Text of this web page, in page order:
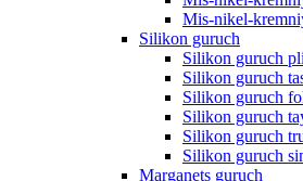
Mis-nikel-
Silikon guruch
Silikon guruch
Silikon guruch
Silikon guruch
Silikon guruch
Silikon guruch
Silikon guruch
Marganets guruch